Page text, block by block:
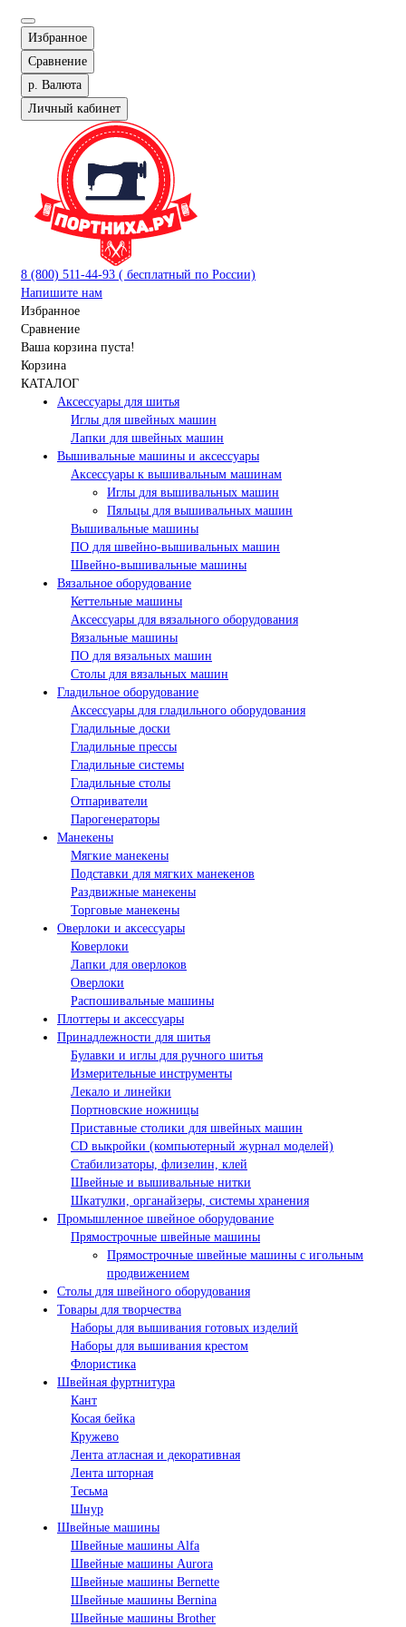
Избранное
Сравнение
р. Валюта
Личный кабинет
8 (800) 511-44-93 ( бесплатный по России)
Напишите нам
Избранное
Сравнение
Ваша корзина пуста!
Корзина
КАТАЛОГ
Аксессуары для шитья
Иглы для швейных машин
Лапки для швейных машин
Вышивальные машины и аксессуары
Аксессуары к вышивальным машинам
Иглы для вышивальных машин
Пяльцы для вышивальных машин
Вышивальные машины
ПО для швейно-вышивальных машин
Швейно-вышивальные машины
Вязальное оборудование
Кеттельные машины
Аксессуары для вязального оборудования
Вязальные машины
ПО для вязальных машин
Столы для вязальных машин
Гладильное оборудование
Аксессуары для гладильного оборудования
Гладильные доски
Гладильные прессы
Гладильные системы
Гладильные столы
Отпариватели
Парогенераторы
Манекены
Мягкие манекены
Подставки для мягких манекенов
Раздвижные манекены
Торговые манекены
Оверлоки и аксессуары
Коверлоки
Лапки для оверлоков
Оверлоки
Распошивальные машины
Плоттеры и аксессуары
Принадлежности для шитья
Булавки и иглы для ручного шитья
Измерительные инструменты
Лекало и линейки
Портновские ножницы
Приставные столики для швейных машин
СD выкройки (компьютерный журнал моделей)
Стабилизаторы, флизелин, клей
Швейные и вышивальные нитки
Шкатулки, органайзеры, системы хранения
Промышленное швейное оборудование
Прямострочные швейные машины
Прямострочные швейные машины с игольным
продвижением
Столы для швейного оборудования
Товары для творчества
Наборы для вышивания готовых изделий
Наборы для вышивания крестом
Флористика
Швейная фуртнитура
Кант
Косая бейка
Кружево
Лента aтласная и декоративная
Лента шторная
Тесьма
Шнур
Швейные машины
Швейные машины Alfa
Швейные машины Aurora
Швейные машины Bernette
Швейные машины Bernina
Швейные машины Brother